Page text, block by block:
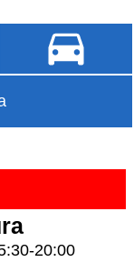
20:00